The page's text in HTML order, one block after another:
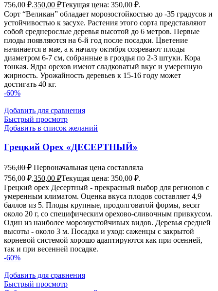
756,00 ₽.350,00 ₽Текущая цена: 350,00 ₽.
Сорт “Великан” обладает морозостойкостью до -35 градусов и
устойчивостью к засухе. Растения этого сорта представляют
собой среднерослые деревья высотой до 6 метров. Первые
плоды появляются на 6-й год после посадки. Цветение
начинается в мае, а к началу октября созревают плоды
диаметром 6-7 см, собранные в гроздья по 2-3 штуки. Кора
тонкая. Ядра орехов имеют сладковатый вкус и умеренную
жирность. Урожайность деревьев к 15-16 году может
достигать 40 кг.
-60%
Добавить для сравнения
Быстрый просмотр
Добавить в список желаний
Грецкий Орех «ДЕСЕРТНЫЙ»
756,00₽ Первоначальная цена составляла
756,00 ₽.350,00 ₽Текущая цена: 350,00 ₽.
Грецкий орех Десертный - прекрасный выбор для регионов с
умеренным климатом. Оценка вкуса плодов составляет 4,9
баллов из 5. Плоды крупные, продолговатой формы, весят
около 20 г, со специфическим орехово-сливочным привкусом.
Один из наиболее морозоустойчивых видов. Деревья средней
высоты - около 3 м. Посадка и уход: саженцы с закрытой
корневой системой хорошо адаптируются как при осенней,
так и при весенней посадке.
-60%
Добавить для сравнения
Быстрый просмотр